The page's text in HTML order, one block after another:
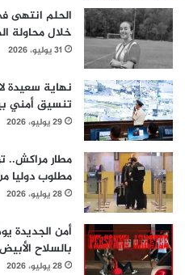
الحلم انتهى
خلال محاولة
31 يوليو، 2026
نهاية سعيدة
تنسيق أمني
29 يوليو، 2026
مطار مراكش..
مطلوب دوليا
28 يوليو، 2026
أمن الجديدة
بالسلاح
28 يوليو، 2026